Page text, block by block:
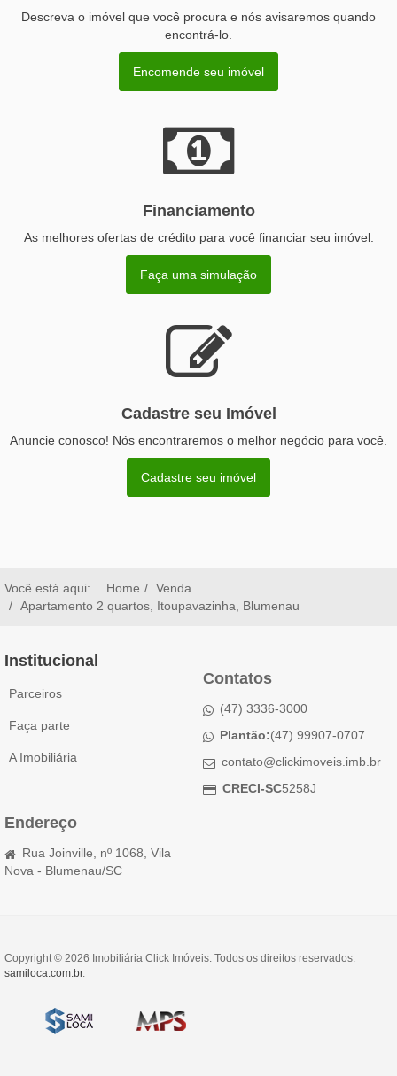
Descreva o imóvel que você procura e nós avisaremos quando
encontrá-lo.
Encomende seu imóvel
Financiamento
As melhores ofertas de crédito para você financiar seu imóvel.
Faça uma simulação
Cadastre seu Imóvel
Anuncie conosco! Nós encontraremos o melhor negócio para você.
Cadastre seu imóvel
Você está aqui: Home
Venda
Apartamento 2 quartos, Itoupavazinha, Blumenau
Institucional
Parceiros
Faça parte
A Imobiliária
Contatos
(47) 3336-3000
Plantão:(47) 99907-0707
contato@clickimoveis.imb.br
CRECI-SC5258J
Endereço
Rua Joinville, nº 1068, Vila
Nova - Blumenau/SC
Copyright © 2026 Imobiliária Click Imóveis. Todos os direitos reservados.
samiloca.com.br.